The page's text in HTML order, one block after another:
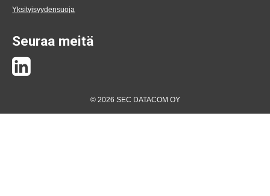
Yksityisyydensuoja
Seuraa meitä
© 2026 SEC DATACOM OY